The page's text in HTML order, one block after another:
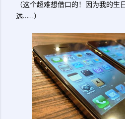
（这个超难想借口的！因为我的生
远……）